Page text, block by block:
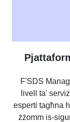
F'SDS
livell ta'
esperti tagħna
żżomm is-